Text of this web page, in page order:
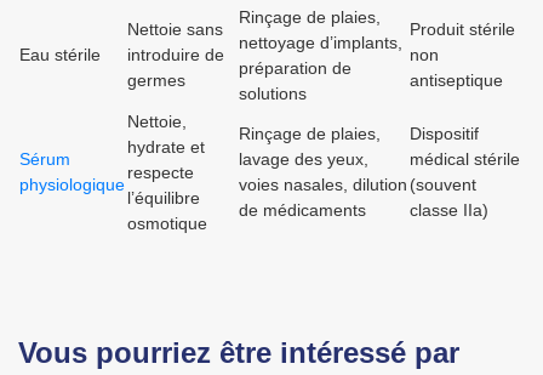
Eau stérile
Nettoie sans
introduire de
germes
Rinçage de plaies,
nettoyage d’implants,
préparation de
solutions
Produit stérile
non
antiseptique
Sérum
physiologique
Nettoie,
hydrate et
respecte
l’équilibre
osmotique
Rinçage de plaies,
lavage des yeux,
voies nasales, dilution
de médicaments
Dispositif
médical stérile
(souvent
classe IIa)
Vous pourriez être intéressé par